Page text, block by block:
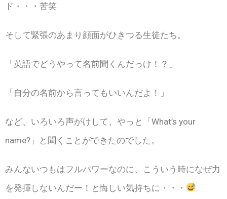
ド・・・苦笑
そして緊張のあまり顔面がひきつる生徒たち。
「英語でどうやって名前聞くんだっけ！？」
「自分の名前から言ってもいいんだよ！」
など、いろいろ声がけして、やっと「What’s your
name?」と聞くことができたのでした。
みんないつもはフルパワーなのに、こういう時になぜ力
を発揮しないんだー！と悔しい気持ちに・・・